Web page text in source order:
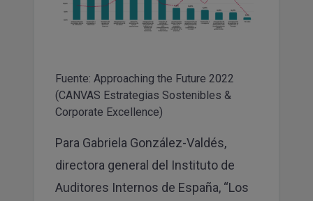
Fuente: Approaching the Future 2022
(CANVAS Estrategias Sostenibles &
Corporate Excellence)
Para Gabriela González-Valdés,
directora general del Instituto de
Auditores Internos de España, “Los